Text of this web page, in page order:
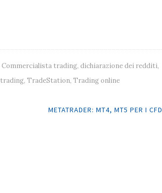
Commercialista trading, dichiarazione dei redditi,
, TradeStation, Trading online
METATRADER: MT4, MT5 PER I CFD